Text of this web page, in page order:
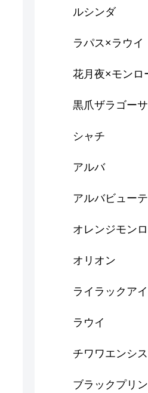
ルシンダ
ラパス×ラウイ
花月夜×モンロ
黒爪ザラゴーサ
シャチ
アルバ
アルバビュー
オレンジモン
オリオン
ライラックア
ラウイ
チワワエンシス
ブラックプリ